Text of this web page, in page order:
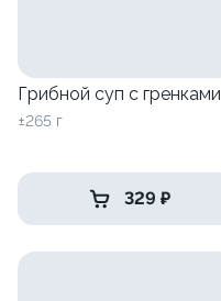
Грибной суп с гренками
±265 г
329 ₽